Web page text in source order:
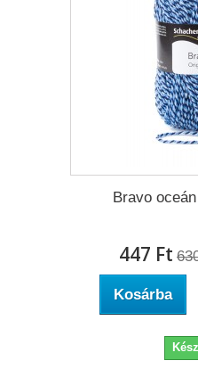
Bravo
447 Ft‎
Kosárba